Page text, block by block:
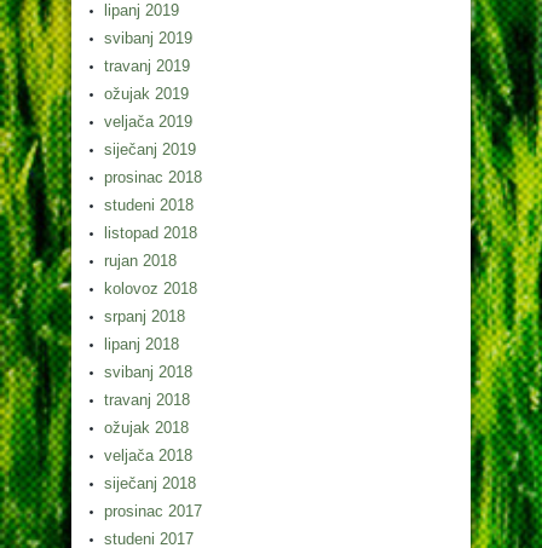
lipanj 2019
svibanj 2019
travanj 2019
ožujak 2019
veljača 2019
siječanj 2019
prosinac 2018
studeni 2018
listopad 2018
rujan 2018
kolovoz 2018
srpanj 2018
lipanj 2018
svibanj 2018
travanj 2018
ožujak 2018
veljača 2018
siječanj 2018
prosinac 2017
studeni 2017